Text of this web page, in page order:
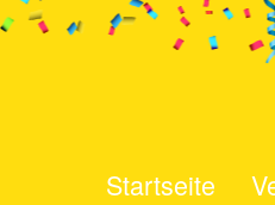
Startseite